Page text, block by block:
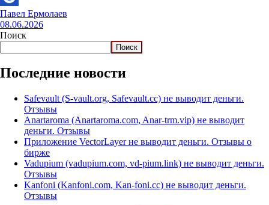
Павел Ермолаев
08.06.2026
Поиск
Поиск
Последние новости
Safevault (S-vault.org, Safevault.cc) не выводит деньги.
Отзывы
Anartaroma (Anartaroma.com, Anar-trm.vip) не выводит
деньги. Отзывы
Приложение VectorLayer не выводит деньги. Отзывы о
бирже
Vadupium (vadupium.com, vd-pium.link) не выводит деньги.
Отзывы
Kanfoni (Kanfoni.com, Kan-foni.cc) не выводит деньги.
Отзывы